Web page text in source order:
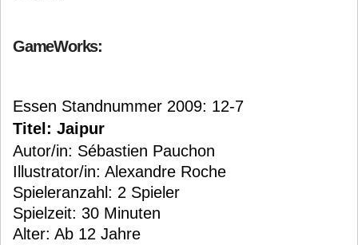
GameWorks:
Essen Standnummer 2009: 12-7
Titel: Jaipur
Autor/in: Sébastien Pauchon
Illustrator/in: Alexandre Roche
Spieleranzahl: 2 Spieler
Spielzeit: 30 Minuten
Alter: Ab 12 Jahre